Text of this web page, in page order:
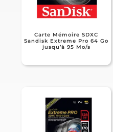
Carte Mémoire SDXC
Sandisk Extreme Pro 64 Go
jusqu’à 95 Mo/s